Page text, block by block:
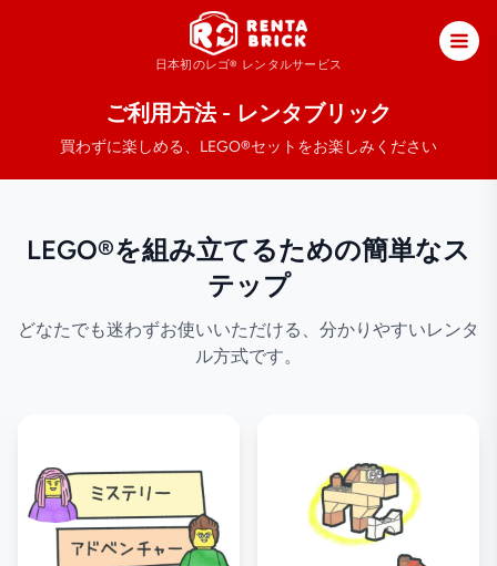
日本初のレゴ® レンタルサービス
ご利用方法 - レンタブリック
買わずに楽しめる、LEGO®セットをお楽しみください
LEGO®を組み立てるための簡単なス
テップ
どなたでも迷わずお使いいただける、分かりやすいレンタ
ル方式です。